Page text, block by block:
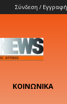
Σύνδεση / Εγγραφή
ΚΟΙΝΩΝΙΚΆ